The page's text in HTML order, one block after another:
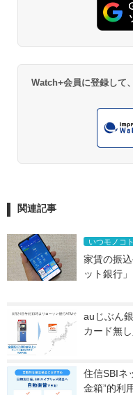
Watch+会員に登録して
関連記事
いつモノコト
家賃の振
ット銀行
auじぶん
カード無
住信SBIネ
金箱”的利